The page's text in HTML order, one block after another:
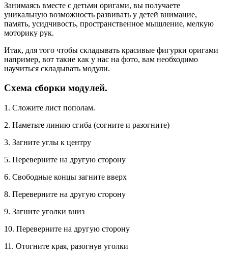
Занимаясь вместе с детьми оригами, вы получаете
уникальную возможность развивать у детей внимание,
память, усидчивость, пространственное мышление, мелкую
моторику рук.
Итак, для того чтобы складывать красивые фигурки оригами
например, вот такие как у нас на фото, вам необходимо
научиться складывать модули.
Схема сборки модулей.
1. Сложите лист пополам.
2. Наметьте линию сгиба (согните и разогните)
3. Загните углы к центру
5. Переверните на другую сторону
6. Свободные концы загните вверх
8. Переверните на другую сторону
9. Загните уголки вниз
10. Переверните на другую сторону
11. Отогните края, разогнув уголки